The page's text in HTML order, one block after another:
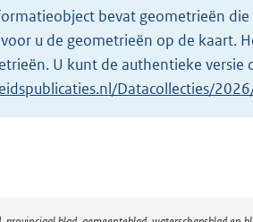
bevat geometrieën die
u de geometrieën op de kaart.
U kunt de authentieke versie
Datacollecties/